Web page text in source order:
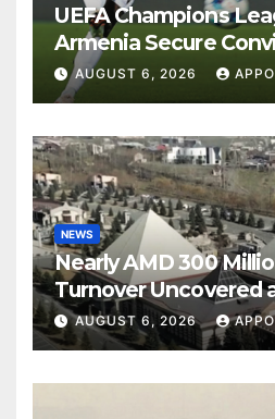
UEFA Champions
Armenia Secure
Over Shamrock
AUGUST 6, 2026 APPO
NEWS
Nearly AMD 300
Turnover Uncovered
Owned
AUGUST 6, 2026 APPO